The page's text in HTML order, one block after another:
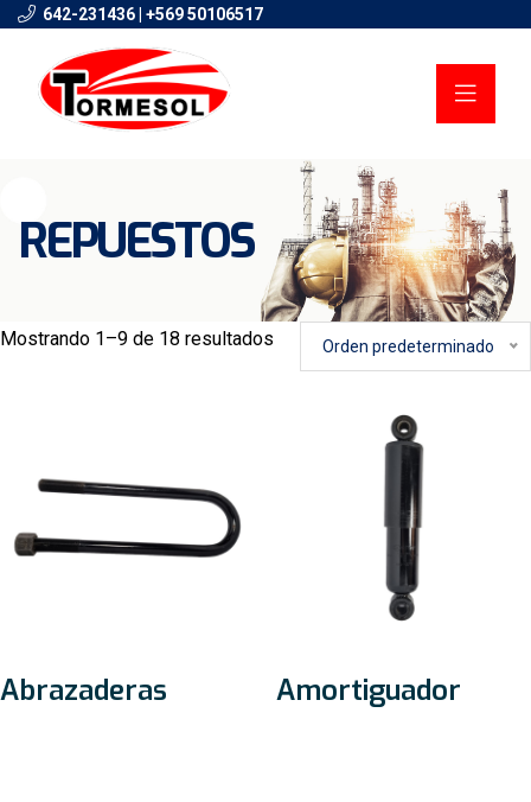
642-231436 | +569 50106517
REPUESTOS
Mostrando 1–9 de 18 resultados Orden predeterminado
Abrazaderas Amortiguador